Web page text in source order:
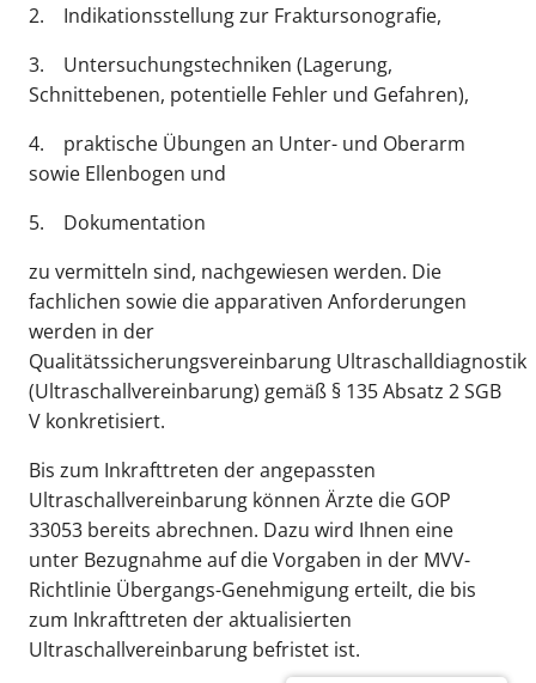
2. Indikationsstellung zur Fraktursonografie,
3. Untersuchungstechniken (Lagerung,
Schnittebenen, potentielle Fehler und Gefahren),
4. praktische Übungen an Unter- und Oberarm
sowie Ellenbogen und
5. Dokumentation
zu vermitteln sind, nachgewiesen werden. Die
fachlichen sowie die apparativen Anforderungen
werden in der
Qualitätssicherungsvereinbarung Ultraschalldiagnostik
(Ultraschallvereinbarung) gemäß § 135 Absatz 2 SGB
V konkretisiert.
Bis zum Inkrafttreten der angepassten
Ultraschallvereinbarung können Ärzte die GOP
33053 bereits abrechnen. Dazu wird Ihnen eine
unter Bezugnahme auf die Vorgaben in der MVV-
Richtlinie Übergangs-Genehmigung erteilt, die bis
zum Inkrafttreten der aktualisierten
Ultraschallvereinbarung befristet ist.